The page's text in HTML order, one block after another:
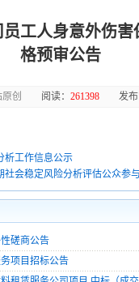
工人身意外伤
格预审公告
创 阅读： 261398发布
析工作信息公示
会稳定风险分析评估公众参
磋商公告
项目招标公告